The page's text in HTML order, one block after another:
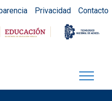
Privacidad Contacto